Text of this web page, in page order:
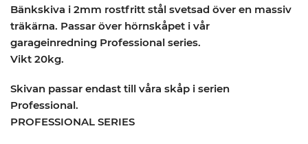
Bänkskiva i 2mm rostfritt stål svetsad över en massiv
träkärna. Passar över hörnskåpet i vår
garageinredning Professional series.
Vikt 20kg.
Skivan passar endast till våra skåp i serien
Professional.
PROFESSIONAL SERIES